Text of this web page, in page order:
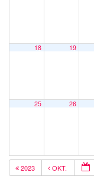
18 19
25 26
2023 OKT.